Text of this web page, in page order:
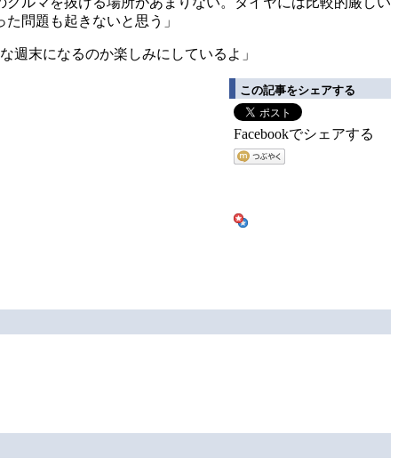
問題も起きないと思う」
週末になるのか楽しみにしているよ」
この記事をシェアする
Facebookでシェアする